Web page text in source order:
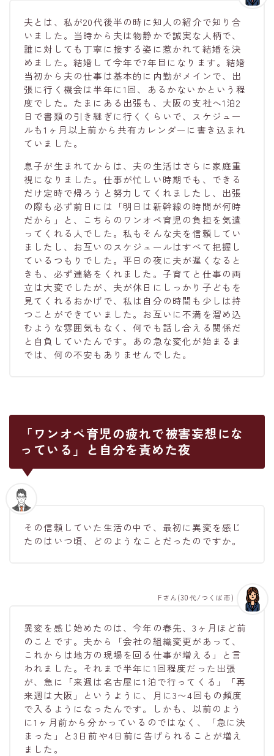
夫とは、私が20代後半の時に知人の紹介で知り合
いました。当時から夫は物静かで誠実な人柄で、
誰に対しても丁寧に接する姿に惹かれて結婚を決
めました。結婚して今年で7年目になります。結婚
当初から夫の仕事は基本的に内勤がメインで、出
張に行く機会は半年に1回、あるかないかという程
度でした。たまにある出張も、大阪の支社へ1泊2
日で書類の引き継ぎに行くくらいで、スケジュー
ルも1ヶ月以上前から共有カレンダーに書き込まれ
ていました。
息子が生まれてからは、夫の生活はさらに家庭重
視になりました。仕事が忙しい時期でも、できる
だけ定時で帰ろうと努力してくれましたし、出張
の際も必ず前日には「明日は新幹線の時間が何時
だから」と、こちらのワンオペ育児の負担を気遣
ってくれる人でした。私もそんな夫を信頼してい
ましたし、お互いのスケジュールはすべて把握し
ているつもりでした。平日の夜に夫が遅くなると
きも、必ず連絡をくれました。子育てと仕事の両
立は大変でしたが、夫が休日にしっかり子どもを
見てくれるおかげで、私は自分の時間も少しは持
つことができていました。お互いに不満を溜め込
むような雰囲気もなく、何でも話し合える関係だ
と自負していたんです。あの急な変化が始まるま
では、何の不安もありませんでした。
「ワンオペ育児の疲れで被害妄想にな
っている」と自分を責めた夜
その信頼していた生活の中で、最初に異変を感じ
たのはいつ頃、どのようなことだったのですか。
異変を感じ始めたのは、今年の春先、3ヶ月ほど前
のことです。夫から「会社の組織変更があって、
これからは地方の現場を回る仕事が増える」と言
われました。それまで半年に1回程度だった出張
が、急に「来週は名古屋に1泊で行ってくる」「再
来週は大阪」というように、月に3〜4回もの頻度
で入るようになったんです。しかも、以前のよう
に1ヶ月前から分かっているのではなく、「急に決
まった」と3日前や4日前に告げられることが増え
ました。
Fさん(30代/つくば市)